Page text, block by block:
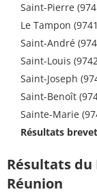
Saint-Pierre
Le Tampon
Saint-André
Saint-Louis
Saint-Joseph
Saint-Benoît
Sainte-Marie
Résultats
Résultats du
Réunion